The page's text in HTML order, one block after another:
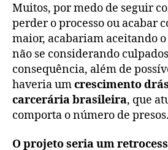
Muitos, por medo de seguir
perder o processo ou acabar
maior, acabariam aceitando
não se considerando
consequência, além de
haveria umcrescimento
carcerária brasileira, que
comporta o número de presos.
O projeto seria um